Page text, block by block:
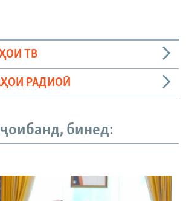
ТВ
РАДИОӢ
бинед: